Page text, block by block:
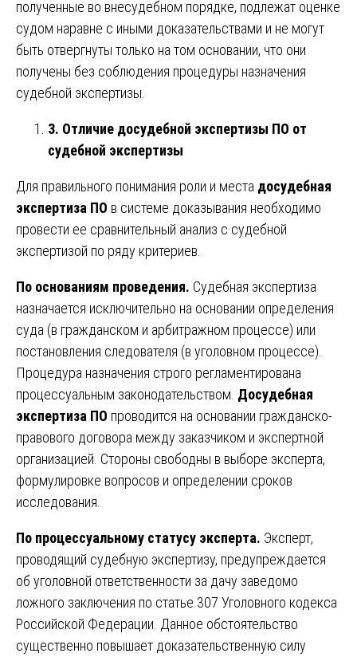
полученные во внесудебном порядке, подлежат оценке
судом наравне с иными доказательствами и не могут
быть отвергнуты только на том основании, что они
получены без соблюдения процедуры назначения
судебной экспертизы.
3. Отличие досудебной экспертизы ПО от
судебной экспертизы
Для правильного понимания роли и места досудебная
экспертиза ПО в системе доказывания необходимо
провести ее сравнительный анализ с судебной
экспертизой по ряду критериев.
По основаниям проведения. Судебная экспертиза
назначается исключительно на основании определения
суда (в гражданском и арбитражном процессе) или
постановления следователя (в уголовном процессе).
Процедура назначения строго регламентирована
процессуальным законодательством. Досудебная
экспертиза ПО проводится на основании гражданско-
правового договора между заказчиком и экспертной
организацией. Стороны свободны в выборе эксперта,
формулировке вопросов и определении сроков
исследования.
По процессуальному статусу эксперта. Эксперт,
проводящий судебную экспертизу, предупреждается
об уголовной ответственности за дачу заведомо
ложного заключения по статье 307 Уголовного кодекса
Российской Федерации. Данное обстоятельство
существенно повышает доказательственную силу